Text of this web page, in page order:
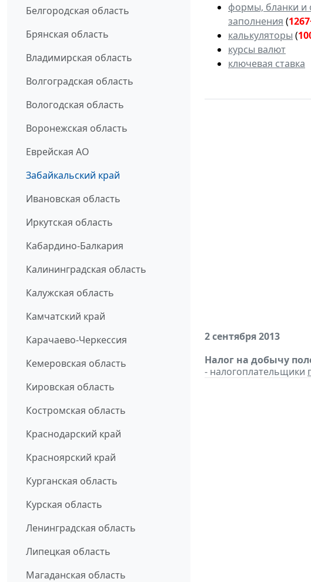
Белгородская область
Брянская область
Владимирская область
Волгоградская область
Вологодская область
Воронежская область
Еврейская АО
Забайкальский край
Ивановская область
Иркутская область
Кабардино-Балкария
Калининградская область
Калужская область
Камчатский край
Карачаево-Черкессия
Кемеровская область
Кировская область
Костромская область
Краснодарский край
Красноярский край
Курганская область
Курская область
Ленинградская область
Липецкая область
Магаданская область
формы, бланки и
заполнения (
калькуляторы (
курсы валют
ключевая ставка
2 сентября 2013
Налог на добычу
- налогоплательщики